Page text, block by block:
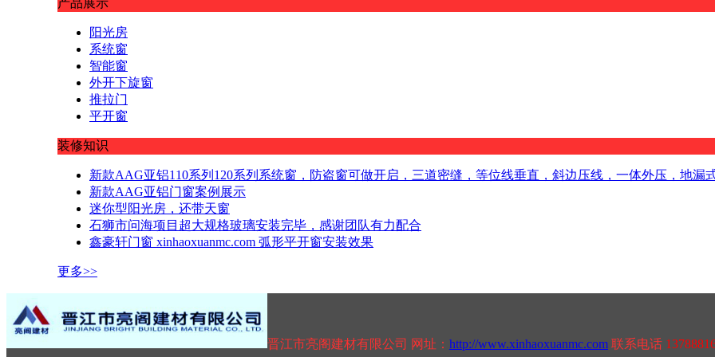
阳光房
系统窗
智能窗
外开下旋窗
推拉门
平开窗
装修知识
新款AAG亚铝110系列120系列系统窗，防盗窗可做开启，三道密缝，等位线垂直，斜边压线，一体外压，地漏
新款AAG亚铝门窗案例展示
迷你型阳光房，还带天窗
石狮市问海项目超大规格玻璃安装完毕，感谢团队有力配合
鑫豪轩门窗 xinhaoxuanmc.com 弧形平开窗安装效果
更多>>
晋江市亮阁建材有限公司 网址： http://www.xinhaoxuanmc.com 联系电话